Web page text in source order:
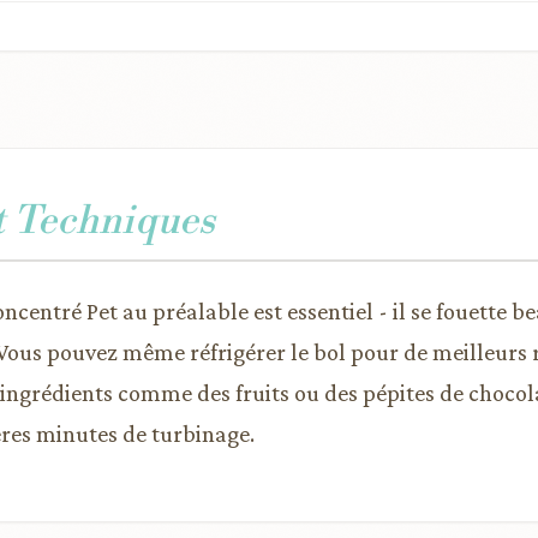
Techniques
Pet au préalable est essentiel - il se fouette
pouvez même réfrigérer le bol pour de meilleurs
comme des fruits ou des pépites de
minutes de turbinage.